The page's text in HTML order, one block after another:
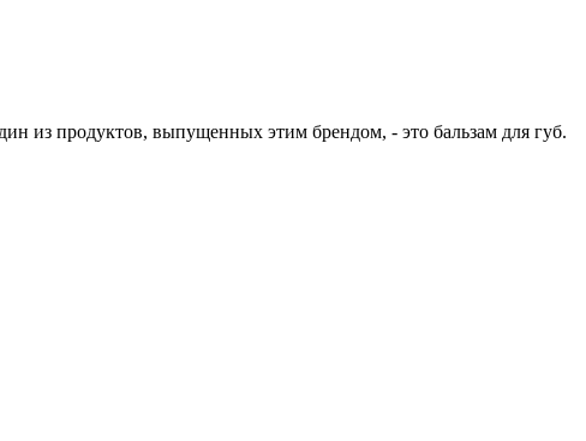
из продуктов, выпущенных этим брендом, - это бальзам для губ.